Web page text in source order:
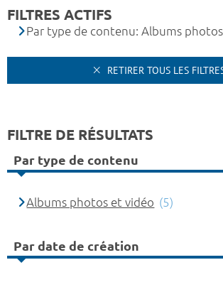
FILTRES ACTIFS
Par type de contenu: Albums
RETIRER TOUS LES
FILTRE DE RÉSULTATS
Par type de contenu
Albums photos et vidéo (5)
Par date de création